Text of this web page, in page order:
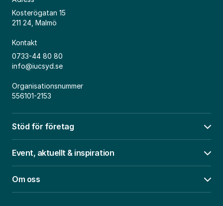
Kosterögatan 15
211 24, Malmö
Kontakt
0733-44 80 80
info@iucsyd.se
Organisationsnummer
556101-2153
Stöd för företag
Event, aktuellt & inspiration
Om oss